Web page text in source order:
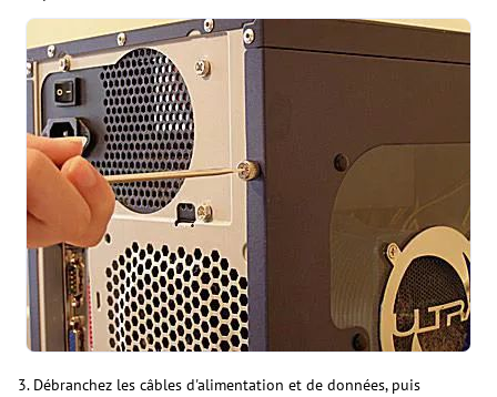
3. Débranchez les câbles d'alimentation et de données, puis